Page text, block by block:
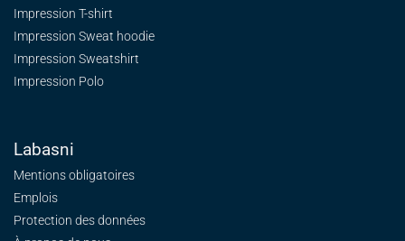
Impression T-shirt
Impression Sweat hoodie
Impression Sweatshirt
Impression Polo
Labasni
Mentions obligatoires
Emplois
Protection des données